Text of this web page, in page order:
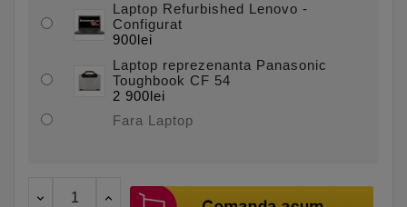
Laptop Refurbished Lenovo -
Configurat
900lei
Laptop reprezenanta Panasonic
Toughbook CF 54
2 900lei
Fara Laptop